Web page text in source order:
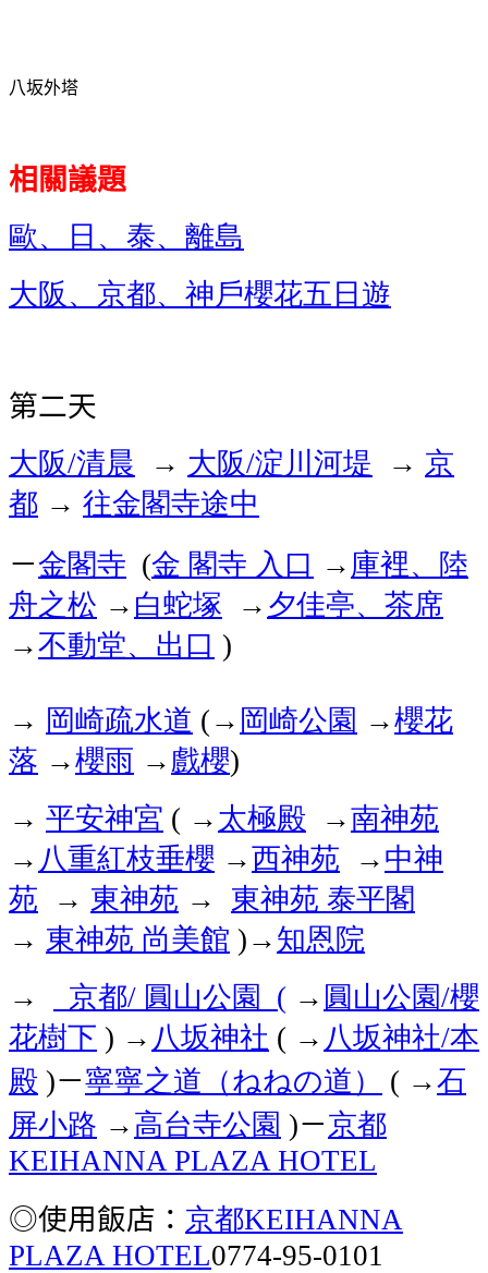
八坂外塔
相關議題
歐、日、泰、離島
大阪、京都、神戶櫻花五日遊
第二天
大阪/清晨 → 大阪/淀川河堤 → 京
都 → 往金閣寺途中
－金閣寺 (金 閣寺 入口 → 庫裡、陸
舟之松 → 白蛇塚 → 夕佳亭、茶席
→不動堂、出口 )
→ 岡崎疏水道 (→ 岡崎公園 →櫻花
落 →櫻雨 → 戲櫻)
→ 平安神宮 ( → 太極殿 →南神苑
→ 八重紅枝垂櫻 →西神苑 → 中神
苑 → 東神苑 → 東神苑 泰平閣
→ 東神苑 尚美館 )→ 知恩院
→ 京都/ 圓山公園 ( → 圓山公園/櫻
花樹下 ) → 八坂神社 ( → 八坂神社/本
殿 )－寧寧之道（ねねの道） ( →石
屏小路 → 高台寺公園 )－京都
KEIHANNA PLAZA HOTEL
◎使用飯店： 京都KEIHANNA
PLAZA HOTEL0774-95-0101